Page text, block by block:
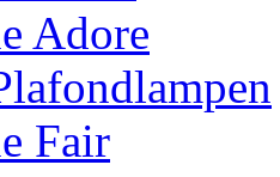
Adore
Fair